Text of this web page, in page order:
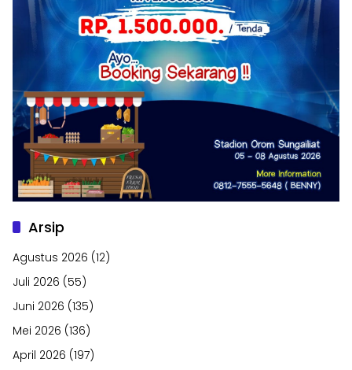
Arsip
Agustus 2026 (12)
Juli 2026 (55)
Juni 2026 (135)
Mei 2026 (136)
April 2026 (197)